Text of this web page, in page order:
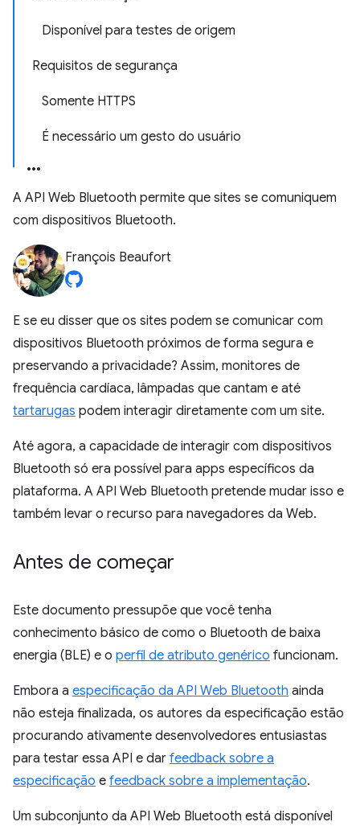
Disponível para testes de origem
Requisitos de segurança
Somente HTTPS
É necessário um gesto do usuário
A API Web Bluetooth permite que sites se comuniquem
com dispositivos Bluetooth.
François Beaufort
E se eu disser que os sites podem se comunicar com
dispositivos Bluetooth próximos de forma segura e
preservando a privacidade? Assim, monitores de
frequência cardíaca, lâmpadas que cantam e até
tartarugas podem interagir diretamente com um site.
Até agora, a capacidade de interagir com dispositivos
Bluetooth só era possível para apps específicos da
plataforma. A API Web Bluetooth pretende mudar isso e
também levar o recurso para navegadores da Web.
Antes de começar
Este documento pressupõe que você tenha
conhecimento básico de como o Bluetooth de baixa
energia (BLE) e o perfil de atributo genérico funcionam.
Embora a especificação da API Web Bluetooth ainda
não esteja finalizada, os autores da especificação estão
procurando ativamente desenvolvedores entusiastas
para testar essa API e dar feedback sobre a
especificação e feedback sobre a implementação.
Um subconjunto da API Web Bluetooth está disponível